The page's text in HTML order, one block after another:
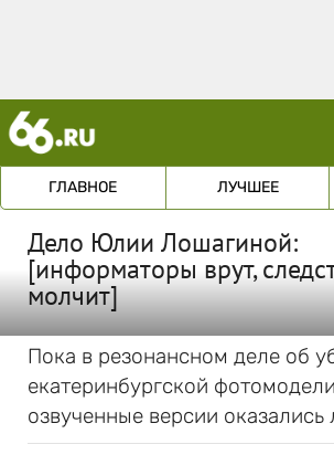
ГЛАВНОЕ ЛУЧШЕЕ
Дело Юлии Лошагиной:
[информаторы врут,
молчит]
Пока в резонансном деле об
екатеринбургской
озвученные версии